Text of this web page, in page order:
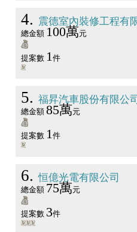
4 震德室內裝修工程有
總金額 100萬元
提案數 1 件
5 福昇汽車股份有限公
總金額 85萬元
提案數 1件
6 恒億光電有限公司
總金額 75萬元
提案數 3件